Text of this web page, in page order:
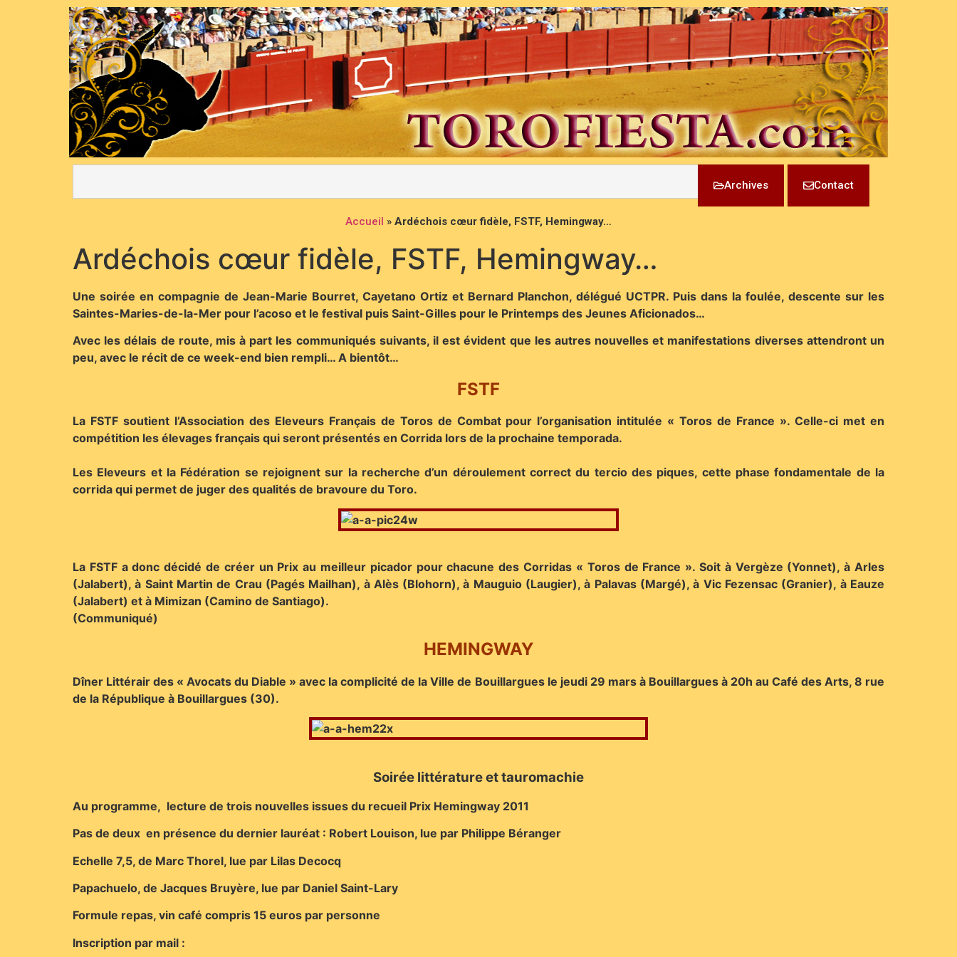
Archives Contact
Accueil » Ardéchois cœur fidèle, FSTF, Hemingway…
Ardéchois cœur fidèle, FSTF, Hemingway…
Une soirée en compagnie de Jean-Marie Bourret, Cayetano Ortiz et Bernard Planchon, délégué UCTPR. Puis dans la foulée, descente sur les
Saintes-Maries-de-la-Mer pour l’acoso et le festival puis Saint-Gilles pour le Printemps des Jeunes Aficionados…
Avec les délais de route, mis à part les communiqués suivants, il est évident que les autres nouvelles et manifestations diverses attendront un
peu, avec le récit de ce week-end bien rempli… A bientôt…
FSTF
La FSTF soutient l’Association des Eleveurs Français de Toros de Combat pour l’organisation intitulée « Toros de France ». Celle-ci met en
compétition les élevages français qui seront présentés en Corrida lors de la prochaine temporada.
Les Eleveurs et la Fédération se rejoignent sur la recherche d’un déroulement correct du tercio des piques, cette phase fondamentale de la
corrida qui permet de juger des qualités de bravoure du Toro.
La FSTF a donc décidé de créer un Prix au meilleur picador pour chacune des Corridas « Toros de France ». Soit à Vergèze (Yonnet), à Arles
(Jalabert), à Saint Martin de Crau (Pagés Mailhan), à Alès (Blohorn), à Mauguio (Laugier), à Palavas (Margé), à Vic Fezensac (Granier), à Eauze
(Jalabert) et à Mimizan (Camino de Santiago).
(Communiqué)
HEMINGWAY
Dîner Littérair des « Avocats du Diable » avec la complicité de la Ville de Bouillargues le jeudi 29 mars à Bouillargues à 20h au Café des Arts, 8 rue
de la République à Bouillargues (30).
Soirée littérature et tauromachie
Au programme, lecture de trois nouvelles issues du recueil Prix Hemingway 2011
Pas de deux en présence du dernier lauréat : Robert Louison, lue par Philippe Béranger
Echelle 7,5, de Marc Thorel, lue par Lilas Decocq
Papachuelo, de Jacques Bruyère, lue par Daniel Saint-Lary
Formule repas, vin café compris 15 euros par personne
Inscription par mail :